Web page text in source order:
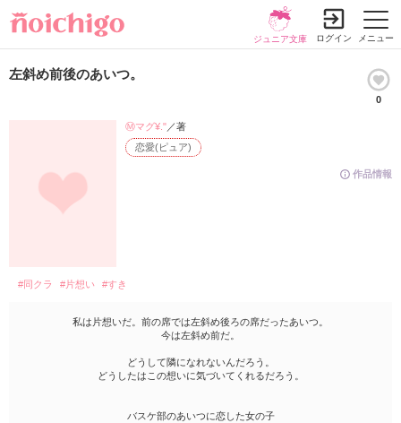
メニュー
ジュニア文庫 ログイン
左斜め前後のあいつ。
0
作品情報
恋愛(ピュア)
Ⓜ️マグ¥."／著
#同クラ #片想い #すき
私は片想いだ。前の席では左斜め後ろの席だったあいつ。
今は左斜め前だ。
どうして隣になれないんだろう。
どうしたはこの想いに気づいてくれるだろう。
バスケ部のあいつに恋した女の子